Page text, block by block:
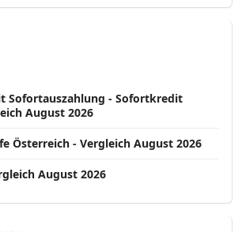
Sofortauszahlung - Sofortkredit
August 2026
Österreich - Vergleich August 2026
August 2026